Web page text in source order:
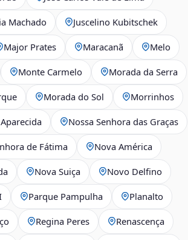
Machado Juscelino Kubitschek
Major Prates Maracanã Melo
Monte Carmelo Morada da Serra
Morada do Sol Morrinhos
Nossa Senhora das Graças
de Fátima Nova América
Nova Suiça Novo Delfino
Parque Pampulha Planalto
Regina Peres Renascença